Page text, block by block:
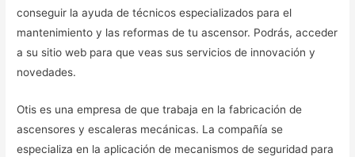
conseguir la ayuda de técnicos especializados para el
mantenimiento y las reformas de tu ascensor. Podrás, acceder
a su sitio web para que veas sus servicios de innovación y
novedades.
Otis es una empresa de que trabaja en la fabricación de
ascensores y escaleras mecánicas. La compañía se
especializa en la aplicación de mecanismos de seguridad para